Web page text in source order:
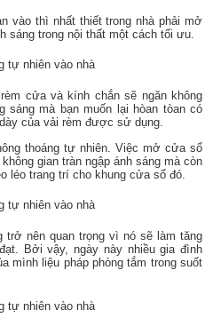
vào thì nhất thiết trong nhà phải mở
sáng trong nội thất một cách tối ưu.
cửa và kính chắn sẽ ngăn không
mà bạn muốn lại hòan tòan có
của vải rèm được sử dụng.
thoáng tự nhiên. Việc mở cửa sổ
gian tràn ngập ánh sáng mà còn
léo trang trí cho khung cửa sổ đó.
trở nên quan trọng vì nó sẽ làm tăng
Bởi vậy, ngày này nhiều gia đình
mình liệu pháp phòng tắm trong suốt